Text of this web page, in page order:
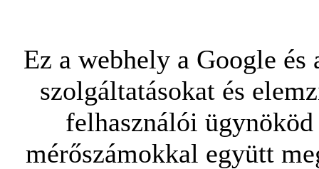
Ez a webhely a Google
szolgáltatásokat és
felhasználói
mérőszámokkal együtt